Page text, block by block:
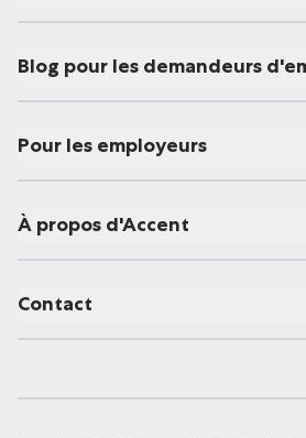
Blog pour les demandeurs
Pour les employeurs
À propos d'Accent
Contact